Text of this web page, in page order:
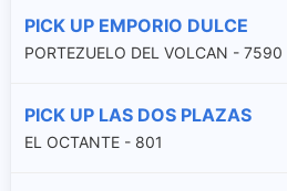
PICK UP EMPORIO DULCE
PORTEZUELO DEL VOLCAN - 7590
PICK UP LAS DOS PLAZAS
EL OCTANTE - 801